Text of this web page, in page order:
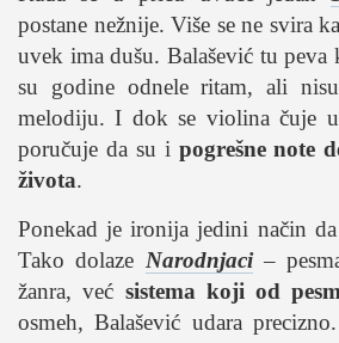
postane nežnije. Više se ne svira
uvek ima dušu. Balašević tu peva
su godine odnele ritam, ali
melodiju. I dok se violina čuje
poručuje da su i pogrešne note
života.
Ponekad je ironija jedini način
Tako dolaze Narodnjaci–
žanra, već sistema koji od
osmeh, Balašević udara